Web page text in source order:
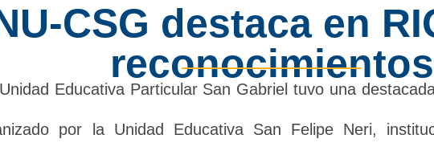
CSG destaca en
reconocimientos
Educativa Particular San Gabriel tuvo una
por la Unidad Educativa San Felipe Neri,